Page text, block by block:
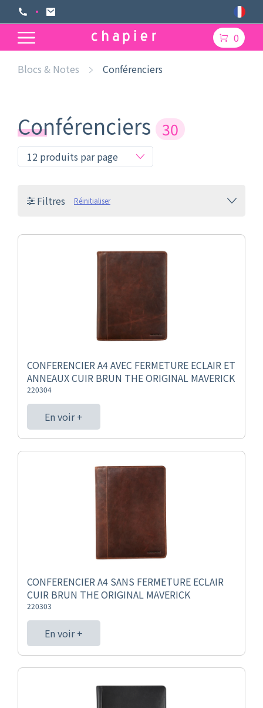
0
Blocs & Notes Conférenciers
Conférenciers 30
Filtres Réinitialiser
CONFERENCIER A4 AVEC FERMETURE ECLAIR ET
ANNEAUX CUIR BRUN THE ORIGINAL MAVERICK
220304
En voir +
CONFERENCIER A4 SANS FERMETURE ECLAIR
CUIR BRUN THE ORIGINAL MAVERICK
220303
En voir +